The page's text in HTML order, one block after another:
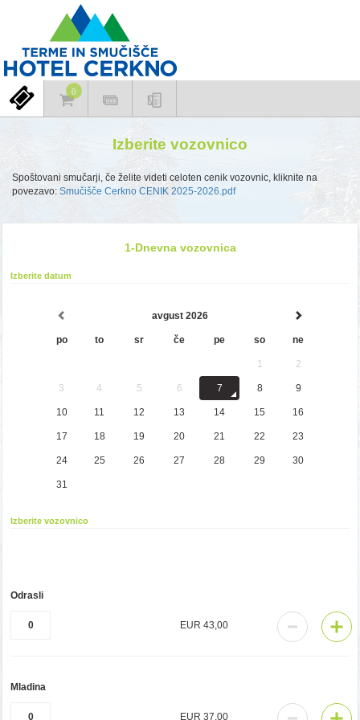
Izberite vozovnico
Spoštovani smučarji, če želite videti celoten cenik vozovnic, kliknite na
povezavo: Smučišče Cerkno CENIK 2025-2026.pdf
1-Dnevna vozovnica
avgust 2026
po to sr če pe so ne
1 2
3 4 5 6 7 8 9
10 11 12 13 14 15 16
17 18 19 20 21 22 23
24 25 26 27 28 29 30
31
Odrasli
EUR 43,00
Mladina
EUR 37,00